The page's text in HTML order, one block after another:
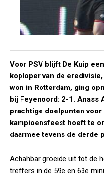
Voor PSV blijft De Kuip
koploper van de
won in Rotterdam, ging
bij Feyenoord: 2-1. Anass
prachtige doelpunten voor
kampioensfeest hoeft te
daarmee tevens de derde
Achahbar groeide uit tot de
treffers in de 59e en 63e